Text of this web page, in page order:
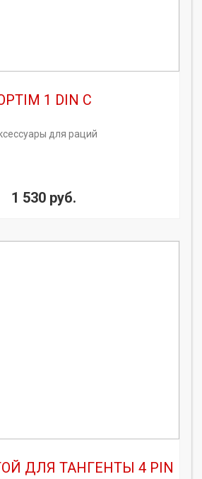
1 DIN C
для раций
1 530 руб.
ДЛЯ ТАНГЕНТЫ 4 PIN